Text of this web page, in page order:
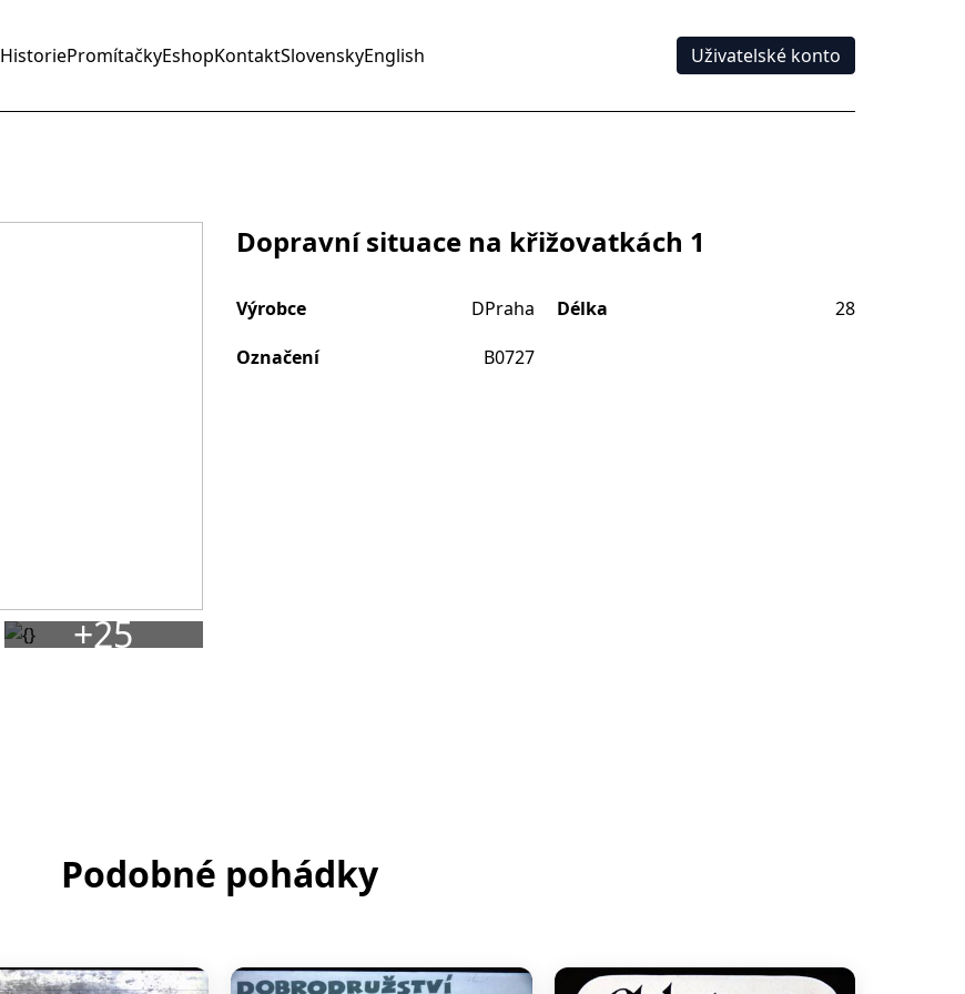
HistoriePromítačkyEshopKontaktSlovenskyEnglish Uživatelské konto
+25
Dopravní situace na křižovatkách 1
Výrobce DPraha Délka
28
Označení
B0727
Podobné pohádky